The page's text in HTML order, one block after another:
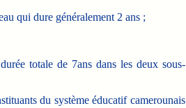
qui dure généralement 2 ans ;
totale de 7ans dans les deux sous-
du système éducatif camerounais